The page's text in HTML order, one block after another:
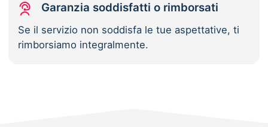
Garanzia soddisfatti o rimborsati
Se il servizio non soddisfa le tue aspettative, ti
rimborsiamo integralmente.